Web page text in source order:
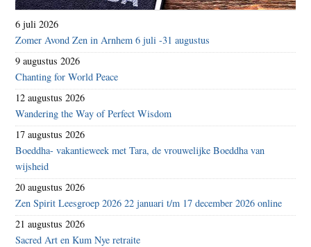
6 juli 2026
Zomer Avond Zen in Arnhem 6 juli -31 augustus
9 augustus 2026
Chanting for World Peace
12 augustus 2026
Wandering the Way of Perfect Wisdom
17 augustus 2026
Boeddha- vakantieweek met Tara, de vrouwelijke Boeddha van
wijsheid
20 augustus 2026
Zen Spirit Leesgroep 2026 22 januari t/m 17 december 2026 online
21 augustus 2026
Sacred Art en Kum Nye retraite